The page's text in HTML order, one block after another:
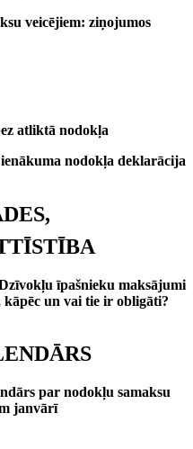
veicējiem: ziņojumos
atliktā nodokļa
nodokļa deklarācija
īpašnieku maksājumi
un vai tie ir obligāti?
par nodokļu samaksu
janvārī